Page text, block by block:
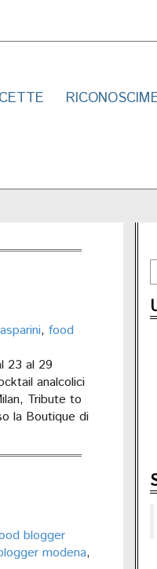
, food
23 al 29
analcolici
Tribute to
la Boutique di
blogger
modena,